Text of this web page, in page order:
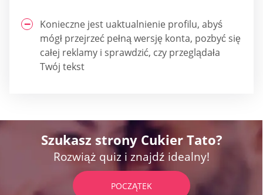
Konieczne jest uaktualnienie profilu, abyś
mógł przejrzeć pełną wersję konta, pozbyć się
całej reklamy i sprawdzić, czy przeglądała
Twój tekst
Szukasz strony Cukier Tato?
Rozwiąż quiz i znajdź idealny!
POCZĄTEK